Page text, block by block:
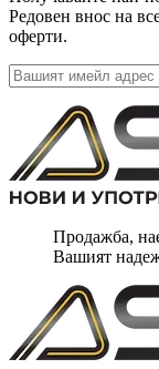
Редовен внос на
оферти.
Продажба,
Вашият